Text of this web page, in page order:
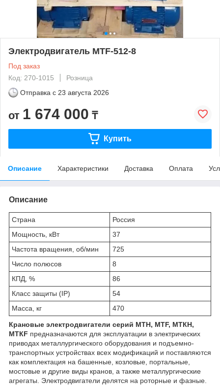
Электродвигатель MTF-512-8
Под заказ
Код: 270-1015
Розница
Отправка с 23 августа 2026
от 1 674 000 ₸
Купить
Описание Характеристики Доставка Оплата
Описание
Страна
Россия
Мощность, кВт
37
Частота вращения, об/мин
725
Число полюсов
8
КПД, %
86
Класс защиты (IP)
54
Масса, кг
470
Крановые электродвигатели серий МТН, МТF, МТКН,
МТКF предназначаются для эксплуатации в электрических
приводах металлургического оборудования и подъемно-
транспортных устройствах всех модификаций и поставляются
как комплектация на башенные, козловые, портальные,
мостовые и другие виды кранов, а также металлургические
агрегаты. Электродвигатели делятся на роторные и фазные.